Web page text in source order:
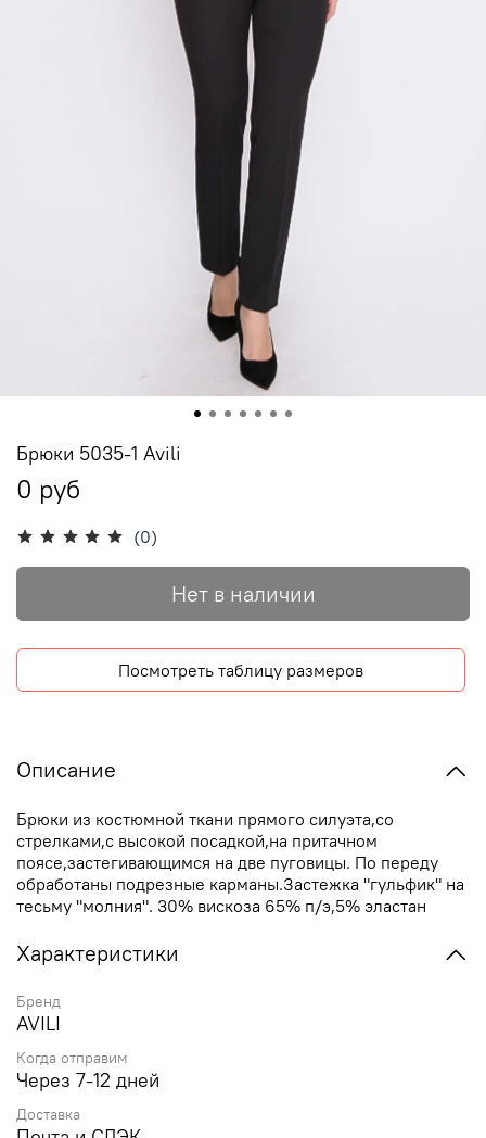
(0)
Брюки 5035-1 Avili
0 руб
Нет в наличии
Посмотреть таблицу размеров
Описание
Брюки из костюмной ткани прямого силуэта,со
стрелками,с высокой посадкой,на притачном
поясе,застегивающимся на две пуговицы. По переду
обработаны подрезные карманы.Застежка "гульфик" на
тесьму "молния". 30% вискоза 65% п/э,5% эластан
Характеристики
Бренд
AVILI
Когда отправим
Через 7-12 дней
Доставка